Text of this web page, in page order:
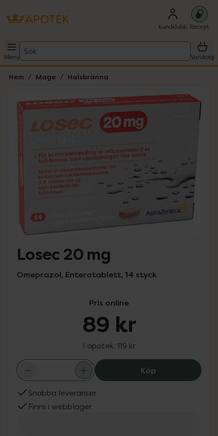
Kundklubb Recept
Meny
Sök
Varukorg
Hem Mage Halsbränna
Lista: . Innehåller 1 objekt.
Hoppa över Lista
Losec 20 mg
Omeprazol, Enterotablett, 14 styck
Pris online
89 kr
I apotek: 119 kr
KöpLosec 20 mg,
Snabba leveranser
Finns i webblager